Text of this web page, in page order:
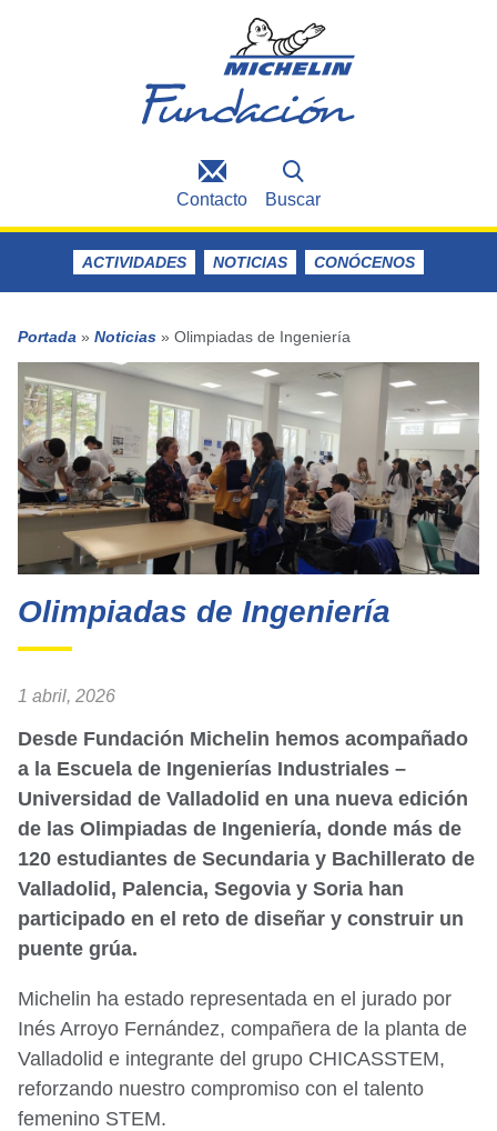
Contacto Buscar
ACTIVIDADES NOTICIAS CONÓCENOS
Portada » Noticias » Olimpiadas de Ingeniería
Olimpiadas de Ingeniería
1 abril, 2026
Desde Fundación Michelin hemos acompañado
a la Escuela de Ingenierías Industriales –
Universidad de Valladolid en una nueva edición
de las Olimpiadas de Ingeniería, donde más de
120 estudiantes de Secundaria y Bachillerato de
Valladolid, Palencia, Segovia y Soria han
participado en el reto de diseñar y construir un
puente grúa.
Michelin ha estado representada en el jurado por
Inés Arroyo Fernández, compañera de la planta de
Valladolid e integrante del grupo CHICASSTEM,
reforzando nuestro compromiso con el talento
femenino STEM.